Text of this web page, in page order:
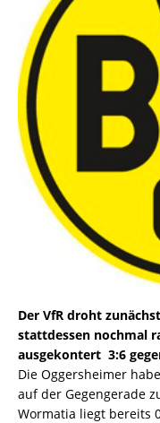
Der VfR droht
stattdessen nochmal
ausgekontert  3:6
Die Oggersheimer
auf der Gegengerade
Wormatia liegt bereits